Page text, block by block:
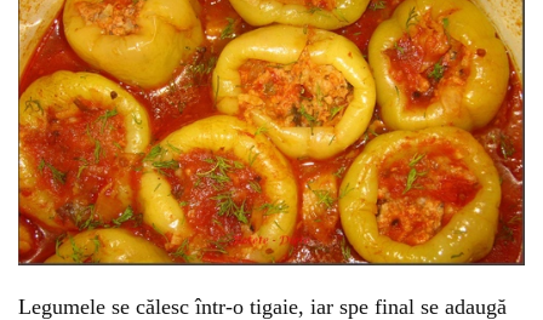
Legumele se călesc într-o tigaie, iar spe final se adaugă